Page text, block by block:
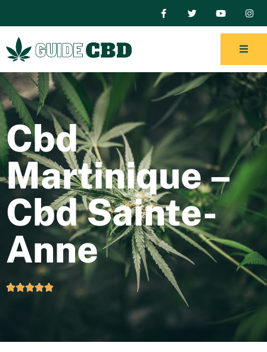
Cbd
Martinique –
Cbd Sainte-
Anne
